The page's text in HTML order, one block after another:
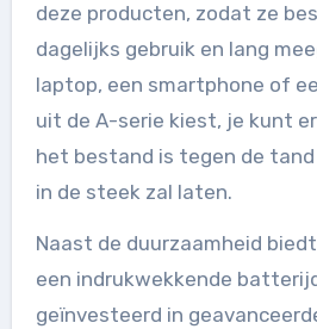
deze producten, zodat ze
dagelijks gebruik en lang
laptop, een smartphone of
uit de A-serie kiest, je kunt
het bestand is tegen de
in de steek zal laten.
Naast de duurzaamheid
een indrukwekkende
geïnvesteerd in